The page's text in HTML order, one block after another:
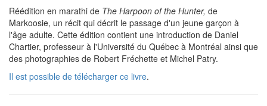
Réédition en marathi de The Harpoon of the Hunter, de
Markoosie, un récit qui décrit le passage d'un jeune garçon à
l'âge adulte. Cette édition contient une introduction de Daniel
Chartier, professeur à l'Université du Québec à Montréal ainsi que
des photographies de Robert Fréchette et Michel Patry.
Il est possible de télécharger ce livre.